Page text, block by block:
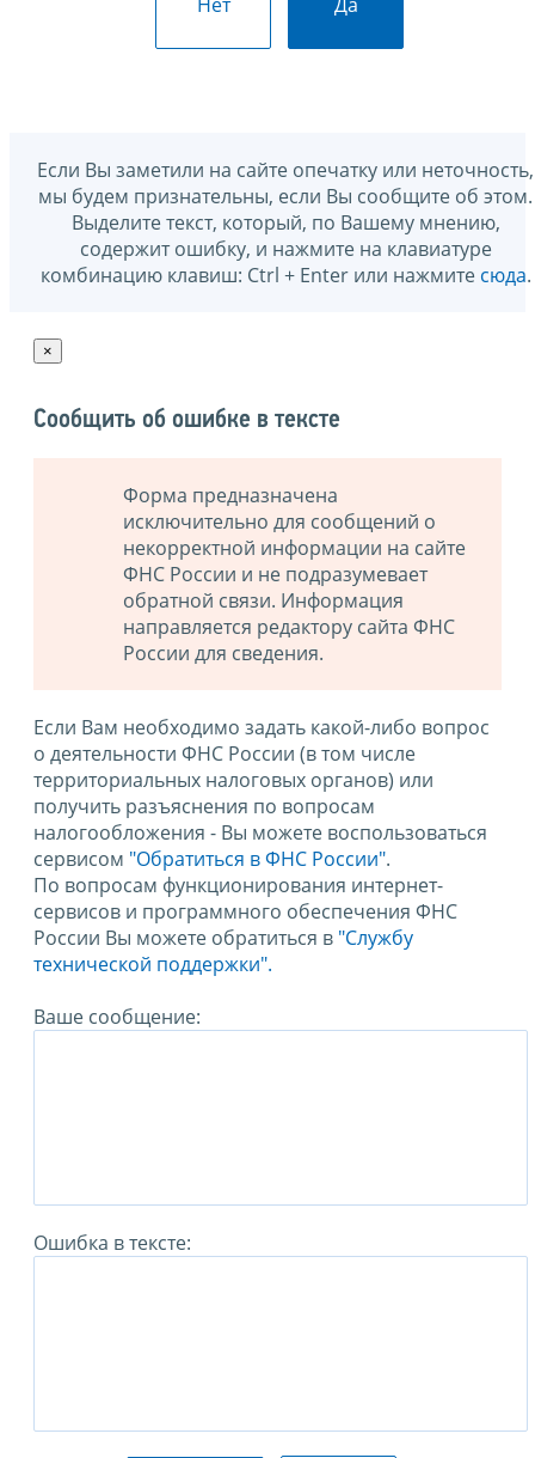
Если Вы заметили на сайте опечатку или неточность,
мы будем признательны, если Вы сообщите об этом.
Выделите текст, который, по Вашему мнению,
содержит ошибку, и нажмите на клавиатуре
комбинацию клавиш: Ctrl + Enter или нажмите сюда.
×
Сообщить об ошибке в тексте
Форма предназначена
исключительно для сообщений о
некорректной информации на сайте
ФНС России и не подразумевает
обратной связи. Информация
направляется редактору сайта ФНС
России для сведения.
Если Вам необходимо задать какой-либо вопрос
о деятельности ФНС России (в том числе
территориальных налоговых органов) или
получить разъяснения по вопросам
налогообложения - Вы можете воспользоваться
сервисом "Обратиться в ФНС России".
По вопросам функционирования интернет-
сервисов и программного обеспечения ФНС
России Вы можете обратиться в "Службу
технической поддержки".
Ваше сообщение:
Ошибка в тексте: